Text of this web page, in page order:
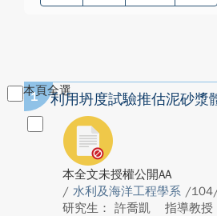
本頁全選
1 利用坍度試驗推估泥砂漿
本全文未授權公開AA
/ 水利及海洋工程學系 /
研究生： 許喬凱
指導教授